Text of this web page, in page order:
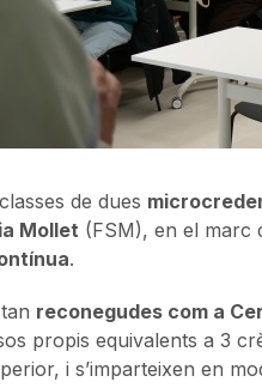
de dues
Mollet (FSM), en el marc
.
reconegudes com a
propis equivalents a 3
i s’imparteixen en